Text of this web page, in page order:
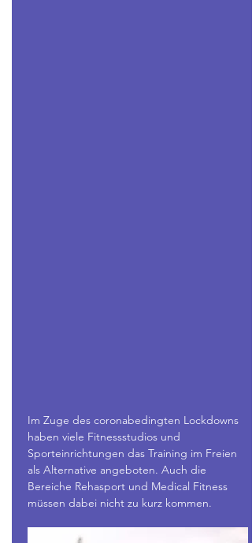
Im Zuge des coronabedingten Lockdowns
haben viele Fitnessstudios und
Sporteinrichtungen das Training im Freien
als Alternative angeboten. Auch die
Bereiche Rehasport und Medical Fitness
müssen dabei nicht zu kurz kommen.